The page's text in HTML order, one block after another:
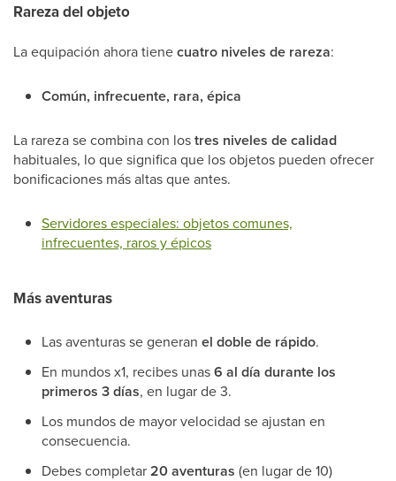
Rareza del objeto
La equipación ahora tienecuatro niveles de rareza:
Común, infrecuente, rara, épica
La rareza se combina con lostres niveles de calidad
habituales, lo que significa que los objetos pueden ofrecer
bonificaciones más altas que antes.
Servidores especiales: objetos comunes,
infrecuentes, raros y épicos
Más aventuras
Las aventuras se generan el doble de rápido.
En mundos x1, recibes unas6 al día durante los
primeros 3 días, en lugar de 3.
Los mundos de mayor velocidad se ajustan en
consecuencia.
Debes completar20 aventuras (en lugar de 10)